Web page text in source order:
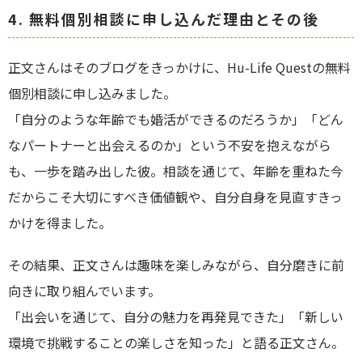
4. 無料個別相談に申し込んだ理由とその後
正文さんはそのブログをきっかけに、Hu-Life Questの無料
個別相談に申し込みました。
「自分のような年齢でも婚活ができるのだろうか」「どん
なパートナーと出会えるのか」という不安を抱えながら
も、一歩を踏み出した彼。相談を通じて、年齢を重ねた今
だからこそ大切にすべき価値観や、自分自身を見直すきっ
かけを得ました。
その結果、正文さんは趣味を楽しみながら、自分磨きに前
向きに取り組んでいます。
「出会いを通じて、自分の魅力を再発見できた」「新しい
環境で挑戦することの楽しさを知った」と語る正文さん。